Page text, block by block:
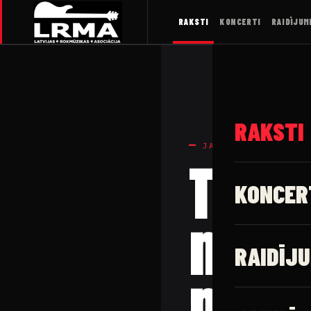
RAKSTI KONCERTI RAIDĪJUMI
RAKSTI
JAUNUMI